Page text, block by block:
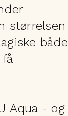
størrelsen
både
Aqua - og